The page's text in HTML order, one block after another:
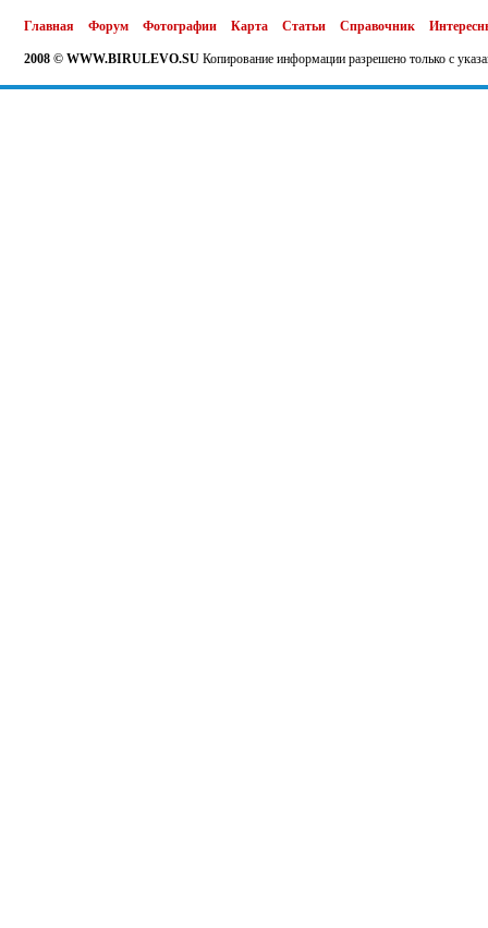
Главная Форум Фотографии Карта Статьи Справочник
2008 © WWW.BIRULEVO.SU Копирование информации разрешено только с